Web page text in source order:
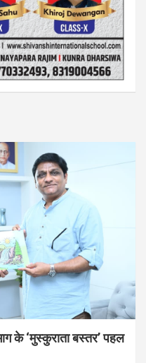
के ‘मुस्कुराता बस्तर’ पहल